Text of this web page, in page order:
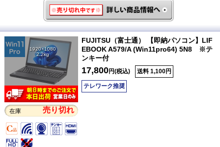
1920×1080
2.2kg
在庫 売り切れ
FUJITSU（富士通） 【即納パソコン】LIF
EBOOK A579/A (Win11pro64) 5N8 ※テ
ンキー付
17,800円(税込) 送料 1,100円
テレワーク推奨